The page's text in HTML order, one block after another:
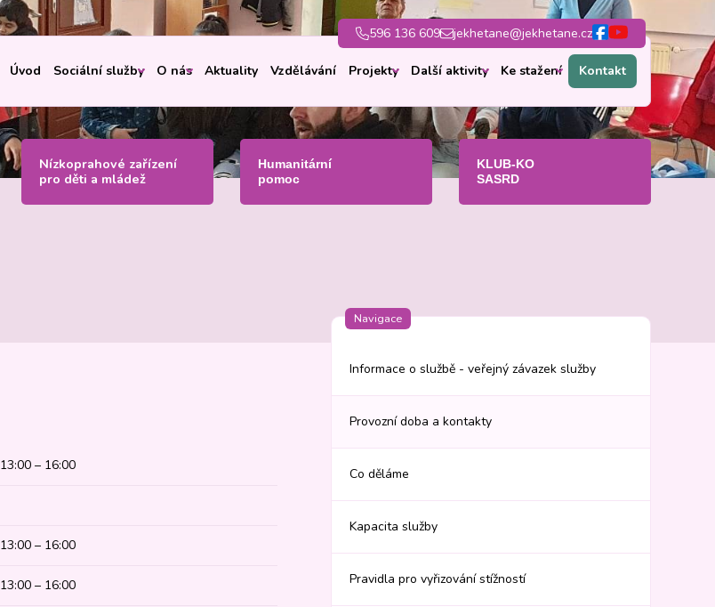
Úvod Sociální služby O nás Aktuality Vzdělávání Projekty Další aktivity Ke stažení Kontakt
596 136 609 jekhetane@jekhetane.cz
Nízkoprahové zařízení
pro děti a mládež
Humanitární
pomoc
KLUB-KO
SASRD
13:00 – 16:00
13:00 – 16:00
13:00 – 16:00
Navigace
Informace o službě - veřejný závazek služby
Provozní doba a kontakty
Co děláme
Kapacita služby
Pravidla pro vyřizování stížností